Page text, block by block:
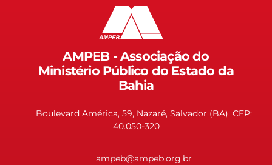
AMPEB - Associação do
Ministério Público do Estado da
Bahia
Boulevard América, 59, Nazaré, Salvador (BA). CEP:
40.050-320
ampeb@ampeb.org.br